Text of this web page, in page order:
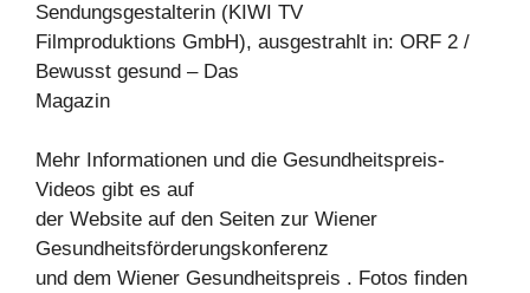
Sendungsgestalterin (KIWI TV
Filmproduktions GmbH), ausgestrahlt in: ORF 2 /
Bewusst gesund – Das
Magazin
Mehr Informationen und die Gesundheitspreis-
Videos gibt es auf
der Website auf den Seiten zur Wiener
Gesundheitsförderungskonferenz
und dem Wiener Gesundheitspreis . Fotos finden